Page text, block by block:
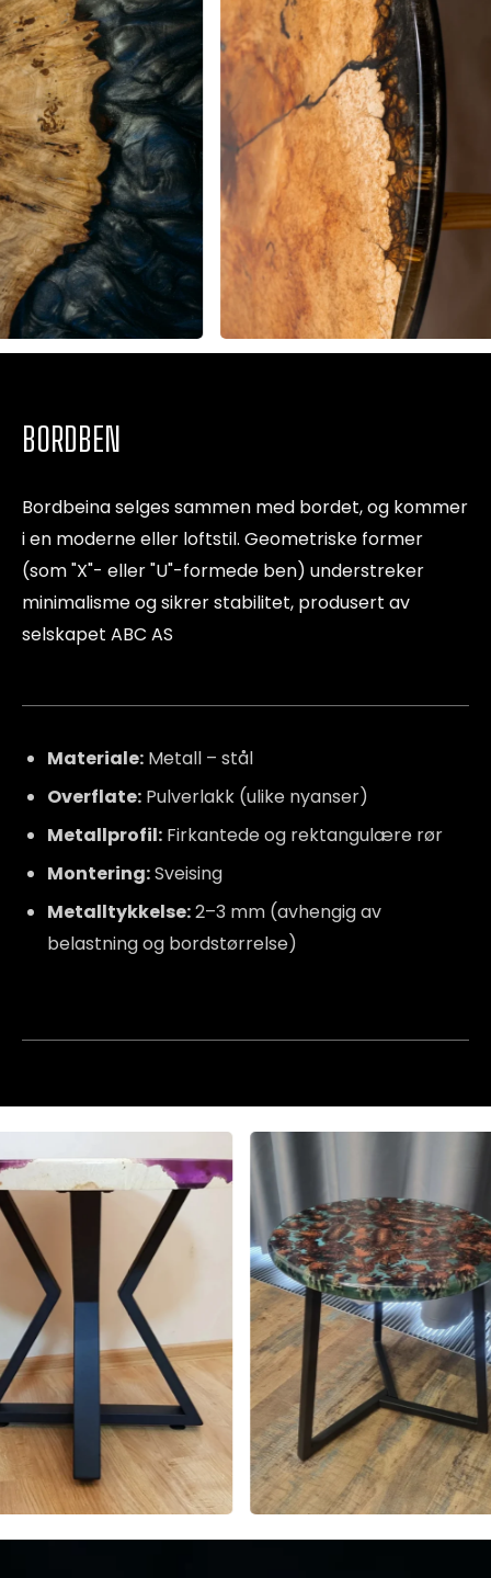
BORDBEN
Bordbeina selges sammen med bordet, og kommer
i en moderne eller loftstil. Geometriske former
(som "X"- eller "U"-formede ben) understreker
minimalisme og sikrer stabilitet, produsert av
selskapet ABC AS
Materiale: Metall – stål
Overflate: Pulverlakk (ulike nyanser)
Metallprofil: Firkantede og rektangulære rør
Montering:Sveising
Metalltykkelse:2–3 mm (avhengig av
belastning og bordstørrelse)